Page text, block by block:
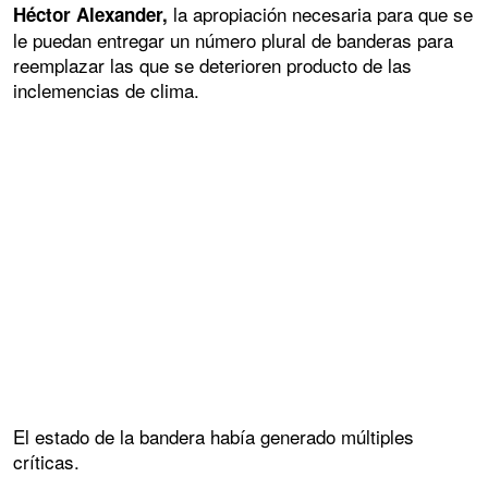
Héctor Alexander, la apropiación necesaria para que se
le puedan entregar un número plural de banderas para
reemplazar las que se deterioren producto de las
inclemencias de clima.
El estado de la bandera había generado múltiples
críticas.